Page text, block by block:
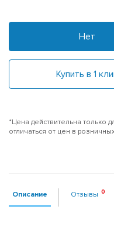
Нет
Купить в 1
*Цена действительна только
отличаться от цен в
Описание Отзывы